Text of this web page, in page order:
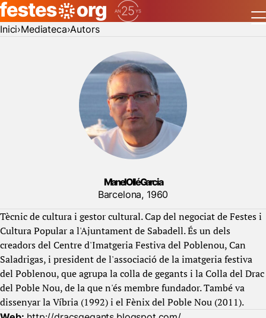
Inici Mediateca Autors
Manel Ollé Garcia
Barcelona, 1960
Tècnic de cultura i gestor cultural. Cap del negociat de Festes i
Cultura Popular a l'Ajuntament de Sabadell. És un dels
creadors del Centre d'Imatgeria Festiva del Poblenou, Can
Saladrigas, i president de l'associació de la imatgeria festiva
del Poblenou, que agrupa la colla de gegants i la Colla del Drac
del Poble Nou, de la que n'és membre fundador. També va
dissenyar la Víbria (1992) i el Fènix del Poble Nou (2011).